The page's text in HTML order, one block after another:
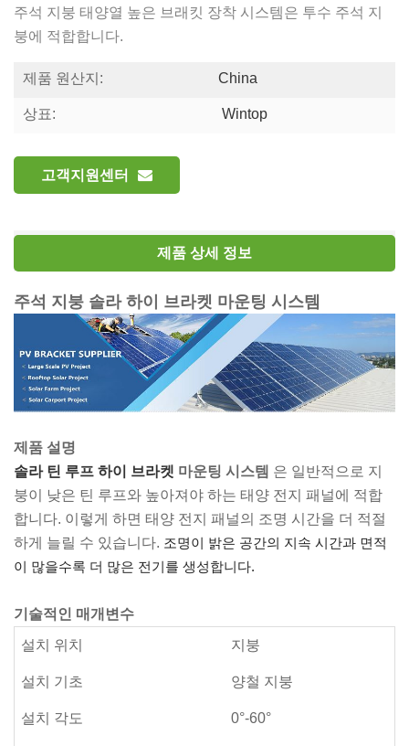
주석 지붕 태양열 높은 브래킷 장착 시스템은 투수 주석 지
붕에 적합합니다.
제품 원산지: China
상표: Wintop
고객지원센터
제품 상세 정보
주석 지붕 솔라 하이 브라켓 마운팅 시스템
제품 설명
솔라 틴 루프 하이 브라켓 마운팅 시스템 은 일반적으로 지
붕이 낮은 틴 루프와 높아져야 하는 태양 전지 패널에 적합
합니다. 이렇게 하면 태양 전지 패널의 조명 시간을 더 적절
하게 늘릴 수 있습니다. 조명이 밝은 공간의 지속 시간과 면적
이 많을수록 더 많은 전기를 생성합니다.
기술적인 매개변수
설치 위치
지붕
설치 기초 양철 지붕
설치 각도 0°-60°